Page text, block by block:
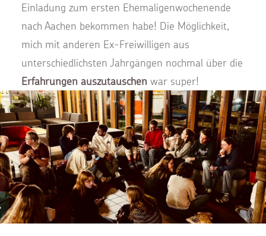
Einladung zum ersten Ehemaligenwochenende
nach Aachen bekommen habe! Die Möglichkeit,
mich mit anderen Ex-Freiwilligen aus
unterschiedlichsten Jahrgängen nochmal über die
Erfahrungen auszutauschen war super!